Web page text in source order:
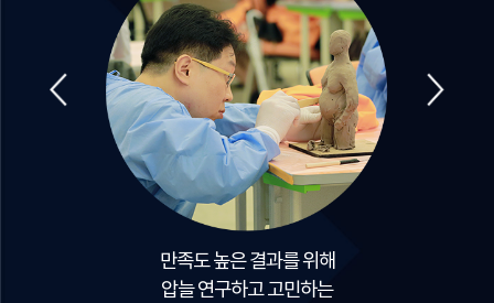
허파고리 전용 프로그램으로
압고객님 체형에 맞게 패키지가